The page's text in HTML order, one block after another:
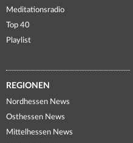
Meditationsradio
Top 40
Playlist
REGIONEN
Nordhessen News
Osthessen News
Mittelhessen News